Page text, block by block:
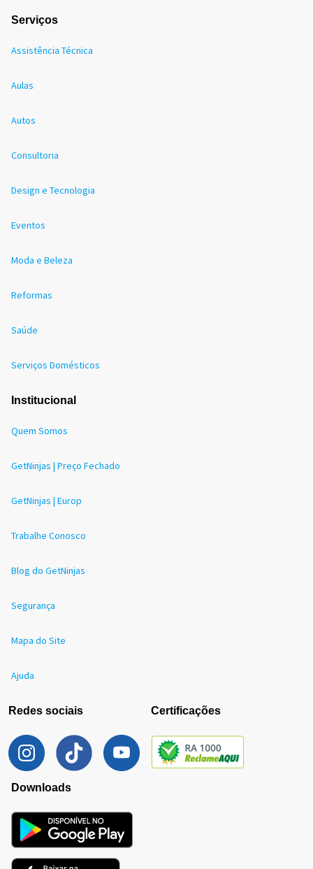
Serviços
Assistência Técnica
Aulas
Autos
Consultoria
Design e Tecnologia
Eventos
Moda e Beleza
Reformas
Saúde
Serviços Domésticos
Institucional
Quem Somos
GetNinjas | Preço Fechado
GetNinjas | Europ
Trabalhe Conosco
Blog do GetNinjas
Segurança
Mapa do Site
Ajuda
Redes sociais Certificações
Downloads